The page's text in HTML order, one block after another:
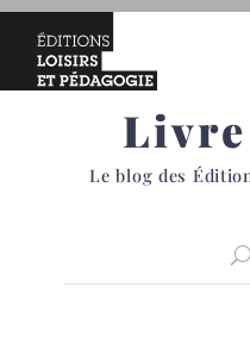
Le blog des